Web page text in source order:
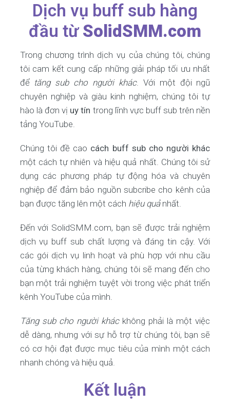
Dịch vụ buff sub hàng
đầu từSolidSMM.com
Trong chương trình dịch vụ của chúng tôi, chúng
tôi cam kết cung cấp những giải pháp tối ưu nhất
để tăng sub cho người khác. Với một đội ngũ
chuyên nghiệp và giàu kinh nghiệm, chúng tôi tự
hào là đơn vị uy tín trong lĩnh vực buff sub trên nền
tảng YouTube.
Chúng tôi đề cao cách buff sub cho người khác
một cách tự nhiên và hiệu quả nhất. Chúng tôi sử
dụng các phương pháp tự động hóa và chuyên
nghiệp để đảm bảo nguồn subcribe cho kênh của
bạn được tăng lên một cách hiệu quảnhất.
Đến với SolidSMM.com, bạn sẽ được trải nghiệm
dịch vụ buff sub chất lượng và đáng tin cậy. Với
các gói dịch vụ linh hoạt và phù hợp với nhu cầu
của từng khách hàng, chúng tôi sẽ mang đến cho
bạn một trải nghiệm tuyệt vời trong việc phát triển
kênh YouTube của mình.
Tăng sub cho người kháckhông phải là một việc
dễ dàng, nhưng với sự hỗ trợ từ chúng tôi, bạn sẽ
có cơ hội đạt được mục tiêu của mình một cách
nhanh chóng và hiệu quả.
Kết luận